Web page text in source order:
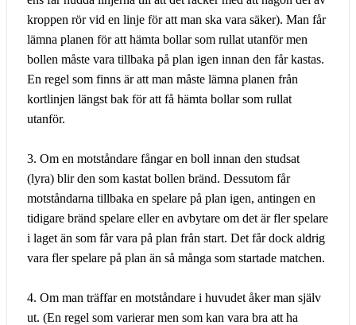
kroppen rör vid en linje för att man ska vara säker). Man får
lämna planen för att hämta bollar som rullat utanför men
bollen måste vara tillbaka på plan igen innan den får kastas.
En regel som finns är att man måste lämna planen från
kortlinjen längst bak för att få hämta bollar som rullat
utanför.
3. Om en motståndare fångar en boll innan den studsat
(lyra) blir den som kastat bollen bränd. Dessutom får
motståndarna tillbaka en spelare på plan igen, antingen en
tidigare bränd spelare eller en avbytare om det är fler spelare
i laget än som får vara på plan från start. Det får dock aldrig
vara fler spelare på plan än så många som startade matchen.
4. Om man träffar en motståndare i huvudet åker man själv
ut. (En regel som varierar men som kan vara bra att ha